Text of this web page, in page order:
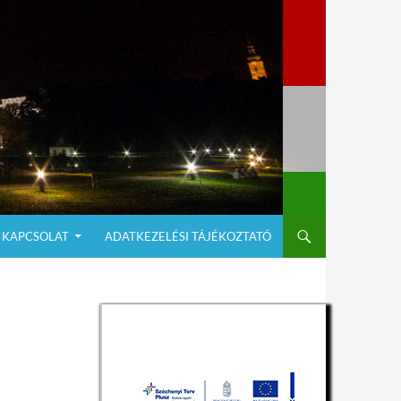
KAPCSOLAT ADATKEZELÉSI TÁJÉKOZTATÓ